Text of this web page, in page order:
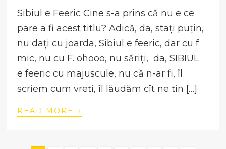
Sibiul e Feeric Cine s-a prins că nu e ce
pare a fi acest titlu? Adică, da, stați puțin,
nu dați cu joarda, Sibiul e feeric, dar cu f
mic, nu cu F. ohooo, nu săriți, da, SIBIUL
e feeric cu majuscule, nu că n-ar fi, îl
scriem cum vreți, îl lăudăm cît ne țin […]
READ MORE ›